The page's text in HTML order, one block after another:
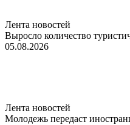
Лента новостей
Выросло количество
05.08.2026
Лента новостей
Молодежь передаст